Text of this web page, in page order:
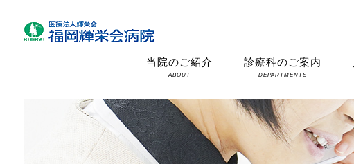
診療科のご案内
DEPARTMENTS
当院のご紹介
ABOUT